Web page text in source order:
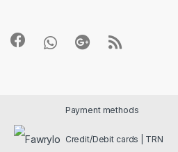
Payment methods
Credit/Debit cards | TRN